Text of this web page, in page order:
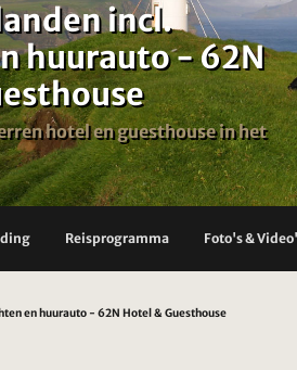
incl.
huurauto - 62N
hotel en guesthouse in het
Reisprogramma Foto's &
en huurauto - 62N Hotel & Guesthouse